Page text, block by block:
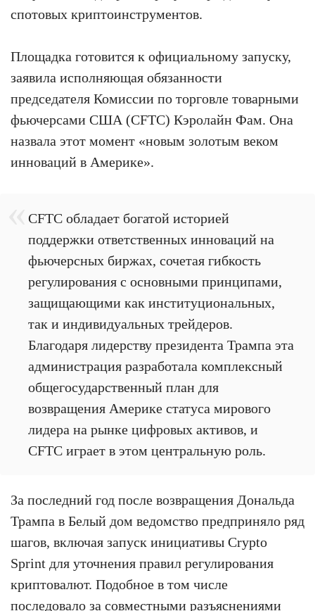
спотовых криптоинструментов.
Площадка готовится к официальному запуску,
заявила исполняющая обязанности
председателя Комиссии по торговле товарными
фьючерсами США (CFTC) Кэролайн Фам. Она
назвала этот момент «новым золотым веком
инноваций в Америке».
CFTC обладает богатой историей
поддержки ответственных инноваций на
фьючерсных биржах, сочетая гибкость
регулирования с основными принципами,
защищающими как институциональных,
так и индивидуальных трейдеров.
Благодаря лидерству президента Трампа эта
администрация разработала комплексный
общегосударственный план для
возвращения Америке статуса мирового
лидера на рынке цифровых активов, и
CFTC играет в этом центральную роль.
За последний год после возвращения Дональда
Трампа в Белый дом ведомство предприняло ряд
шагов, включая запуск инициативы Crypto
Sprint для уточнения правил регулирования
криптовалют. Подобное в том числе
последовало за совместными разъяснениями